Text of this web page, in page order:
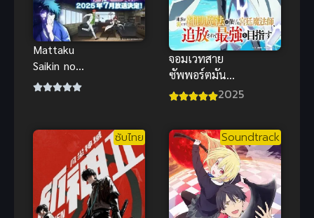
Mattaku
Saikin no
Tantei to
ไปแล้ว!
จอมเวทสาย
ซัพพอร์ตมัน
ไม่รุ่ง ภาค 12025
ซับไทย Soundtrack